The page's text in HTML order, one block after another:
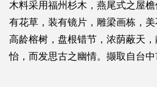
木料采用福州杉木，燕尾式之屋
有花草，装有镜片，雕梁画栋，
高龄榕树，盘根错节，浓荫蔽天
怡，而发思古之幽情。撷取自台